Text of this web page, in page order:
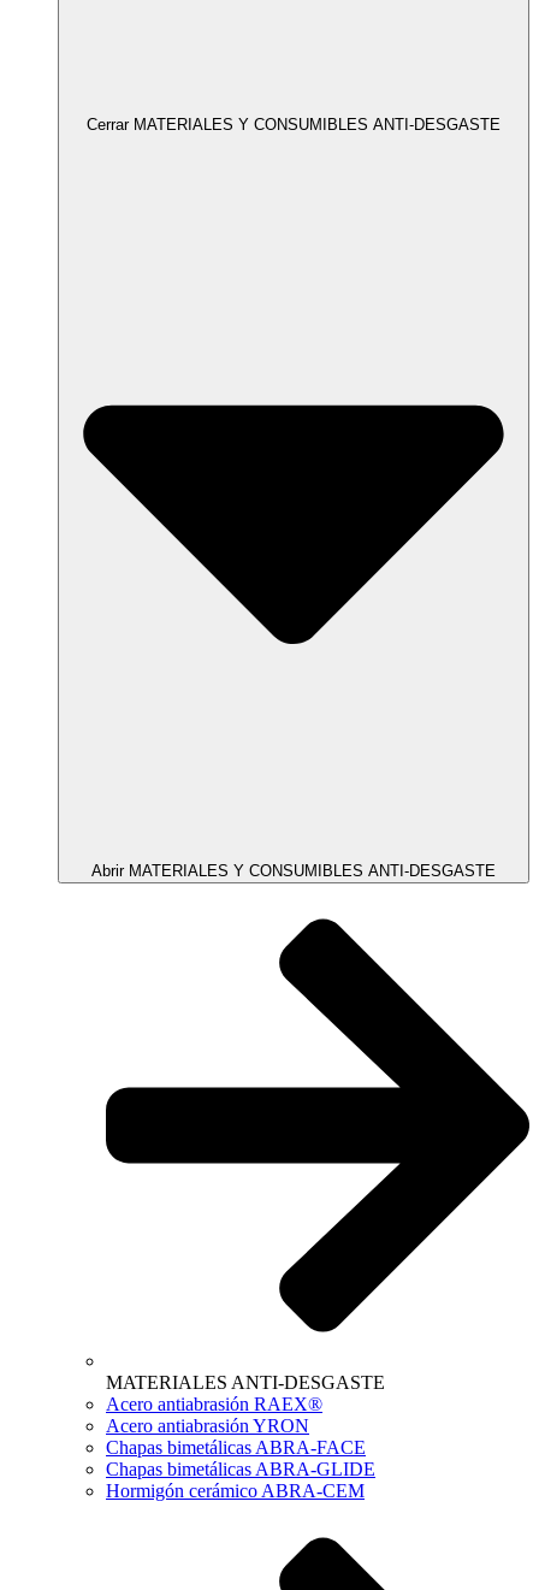
Cerrar MATERIALES Y CONSUMIBLES ANTI-DESGASTE
Abrir MATERIALES Y CONSUMIBLES ANTI-DESGASTE
MATERIALES ANTI-DESGASTE
Acero antiabrasión RAEX®
Acero antiabrasión YRON
Chapas bimetálicas ABRA-FACE
Chapas bimetálicas ABRA-GLIDE
Hormigón cerámico ABRA-CEM